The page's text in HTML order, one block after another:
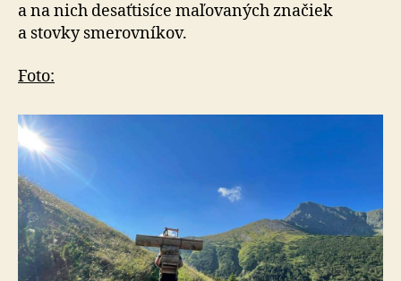
a na nich de­sať­ti­sí­ce ma­ľo­va­ných zna­čiek
a stov­ky sme­rov­ní­kov.
Foto: